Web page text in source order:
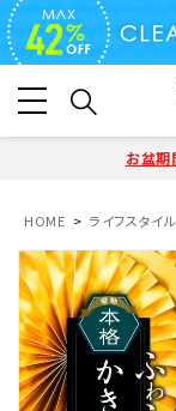
お盆期
HOME ライフスタイル